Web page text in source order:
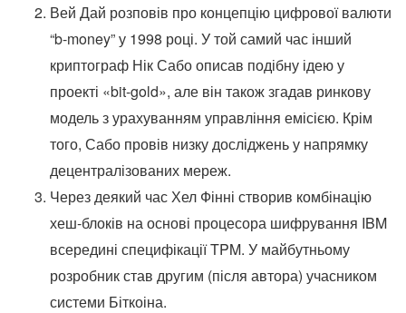
Вей Дай розповів про концепцію цифрової валюти
“b-money” у 1998 році. У той самий час інший
криптограф Нік Сабо описав подібну ідею у
проекті «bit-gold», але він також згадав ринкову
модель з урахуванням управління емісією. Крім
того, Сабо провів низку досліджень у напрямку
децентралізованих мереж.
Через деякий час Хел Фінні створив комбінацію
хеш-блоків на основі процесора шифрування IBM
всередині специфікації TPM. У майбутньому
розробник став другим (після автора) учасником
системи Біткоіна.